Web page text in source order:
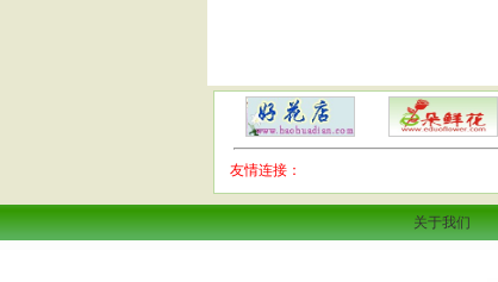
友情连接：
关于我们